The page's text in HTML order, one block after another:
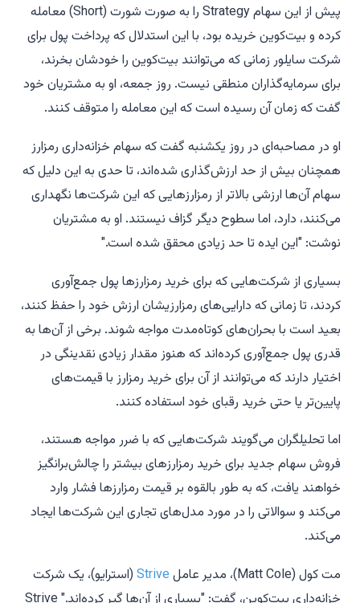
پیش از این سهام Strategy را به صورت شورت (Short) معامله
کرده و بیت‌کوین خریده بود، با این استدلال که پرداخت پول برای
شرکت سایلور زمانی که می‌توانند بیت‌کوین را خودشان بخرند،
برای سرمایه‌گذاران منطقی نیست. روز جمعه، او به مشتریان خود
گفت که زمان آن رسیده است که این معامله را متوقف کنند.
او در مصاحبه‌ای در روز یکشنبه گفت که سهام خزانه‌داری رمزارز
همچنان بیش از حد ارزش‌گذاری شده‌اند، تا حدی به این دلیل که
سهام آن‌ها ارزشی بالاتر از رمزارزهایی که این شرکت‌ها نگهداری
می‌کنند، دارد، اما سطوح دیگر گزاف نیستند. او به مشتریان
نوشت: "این ایده تا حد زیادی محقق شده است."
بسیاری از شرکت‌هایی که برای خرید رمزارزها پول جمع‌آوری
کردند، تا زمانی که دارایی‌های رمزارزیشان ارزش خود را حفظ کنند،
بعید است با بحران‌های کوتاه‌مدت مواجه شوند. برخی از آن‌ها به
قدری پول جمع‌آوری کرده‌اند که هنوز مقدار زیادی نقدینگی در
اختیار دارند که می‌توانند از آن برای خرید رمزارز با قیمت‌های
پایین‌تر یا حتی خرید رقبای خود استفاده کنند.
اما تحلیلگران می‌گویند شرکت‌هایی که با ضرر مواجه هستند،
فروش سهام جدید برای خرید رمزارزهای بیشتر را چالش‌برانگیز
خواهند یافت، که به طور بالقوه بر قیمت رمزارزها فشار وارد
می‌کند و سوالاتی را در مورد مدل‌های تجاری این شرکت‌ها ایجاد
می‌کند.
مت کول (Matt Cole)، مدیر عامل
Strive(استرایو)، یک شرکت